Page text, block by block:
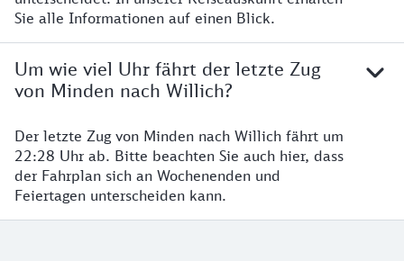
Sie alle Informationen auf einen Blick.
Um wie viel Uhr fährt der letzte Zug
von Minden nach Willich?
Der letzte Zug von Minden nach Willich fährt um
22:28 Uhr ab. Bitte beachten Sie auch hier, dass
der Fahrplan sich an Wochenenden und
Feiertagen unterscheiden kann.